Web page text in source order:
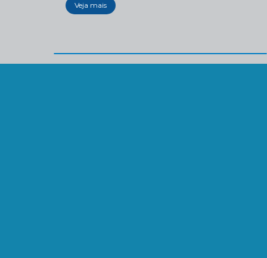
Veja mais